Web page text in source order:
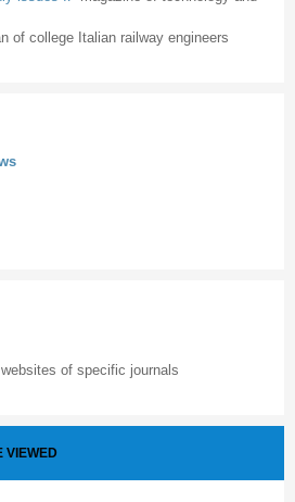
of college Italian railway engineers
of specific journals
VIEWED